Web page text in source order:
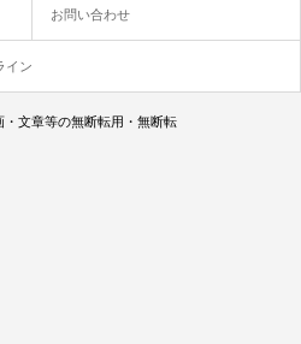
お問い合わせ
イン
文章等の無断転用・無断転